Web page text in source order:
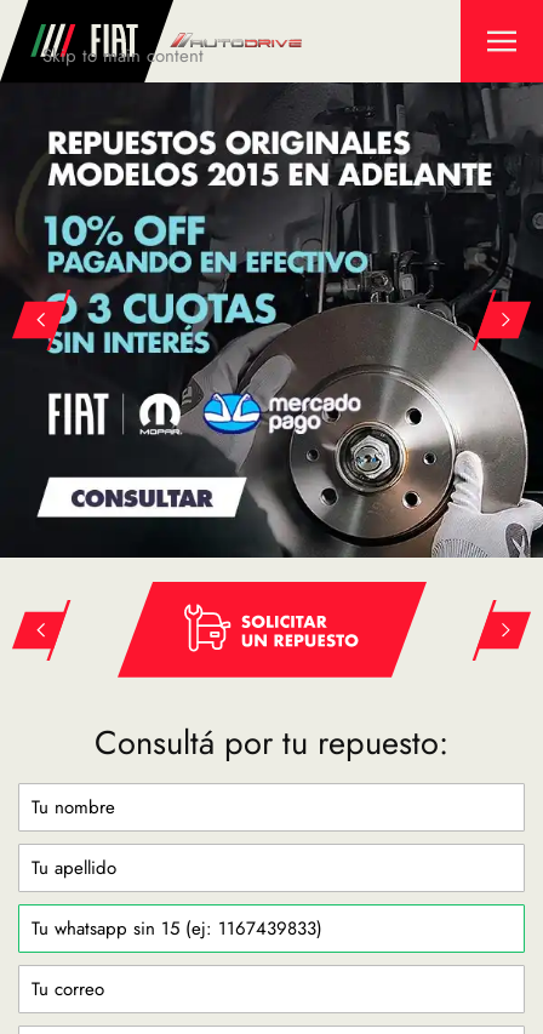
Skip to main content
Consultá por tu repuesto: